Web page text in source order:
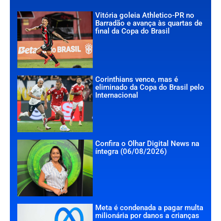
Vitória goleia Athletico-PR no
Barradão e avança às quartas de
final da Copa do Brasil
Corinthians vence, mas é
eliminado da Copa do Brasil pelo
Internacional
Confira o Olhar Digital News na
íntegra (06/08/2026)
Meta é condenada a pagar multa
milionária por danos a crianças